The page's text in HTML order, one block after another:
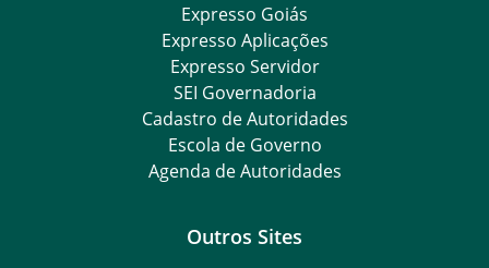
Expresso Goiás
Expresso Aplicações
Expresso Servidor
SEI Governadoria
Cadastro de Autoridades
Escola de Governo
Agenda de Autoridades
Outros Sites